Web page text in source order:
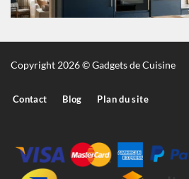
Copyright 2026 © Gadgets de Cuisine
Contact Blog Plan du site